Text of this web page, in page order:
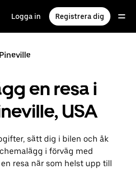
Logga in Registrera dig
Pineville
en resa i
USA
sätt dig i bilen och åk
i förväg med
en resa när som helst upp till